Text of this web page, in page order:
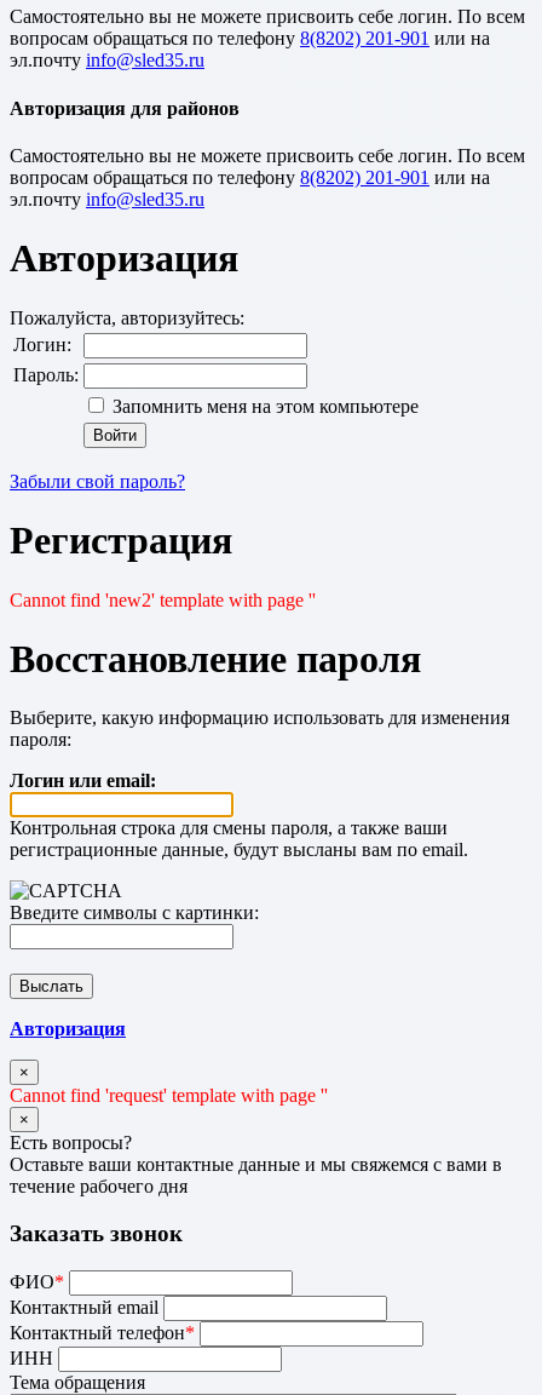
Cамостоятельно вы не можете присвоить себе логин. По всем
вопросам обращаться по телефону 8(8202) 201-901 или на
эл.почту
Авторизация для районов
Cамостоятельно вы не можете присвоить себе логин. По всем
вопросам обращаться по телефону 8(8202) 201-901 или на
эл.почту
Авторизация
Пожалуйста, авторизуйтесь:
Логин:
Пароль:
Запомнить меня на этом компьютере
Забыли свой пароль?
Регистрация
Cannot find 'new2' template with page ''
Восстановление пароля
Выберите, какую информацию использовать для изменения
пароля:
Логин или email:
Контрольная строка для смены пароля, а также ваши
регистрационные данные, будут высланы вам по email.
Введите символы с картинки:
Авторизация
×
Cannot find 'request' template with page ''
×
Есть вопросы?
Оставьте ваши контактные данные и мы свяжемся с вами в
течение рабочего дня
Заказать звонок
ФИО*
Контактный email
Контактный телефон*
ИНН
Тема обращения